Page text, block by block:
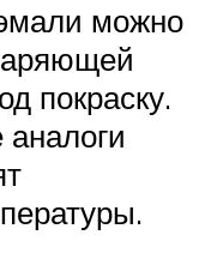
можно
покраску.